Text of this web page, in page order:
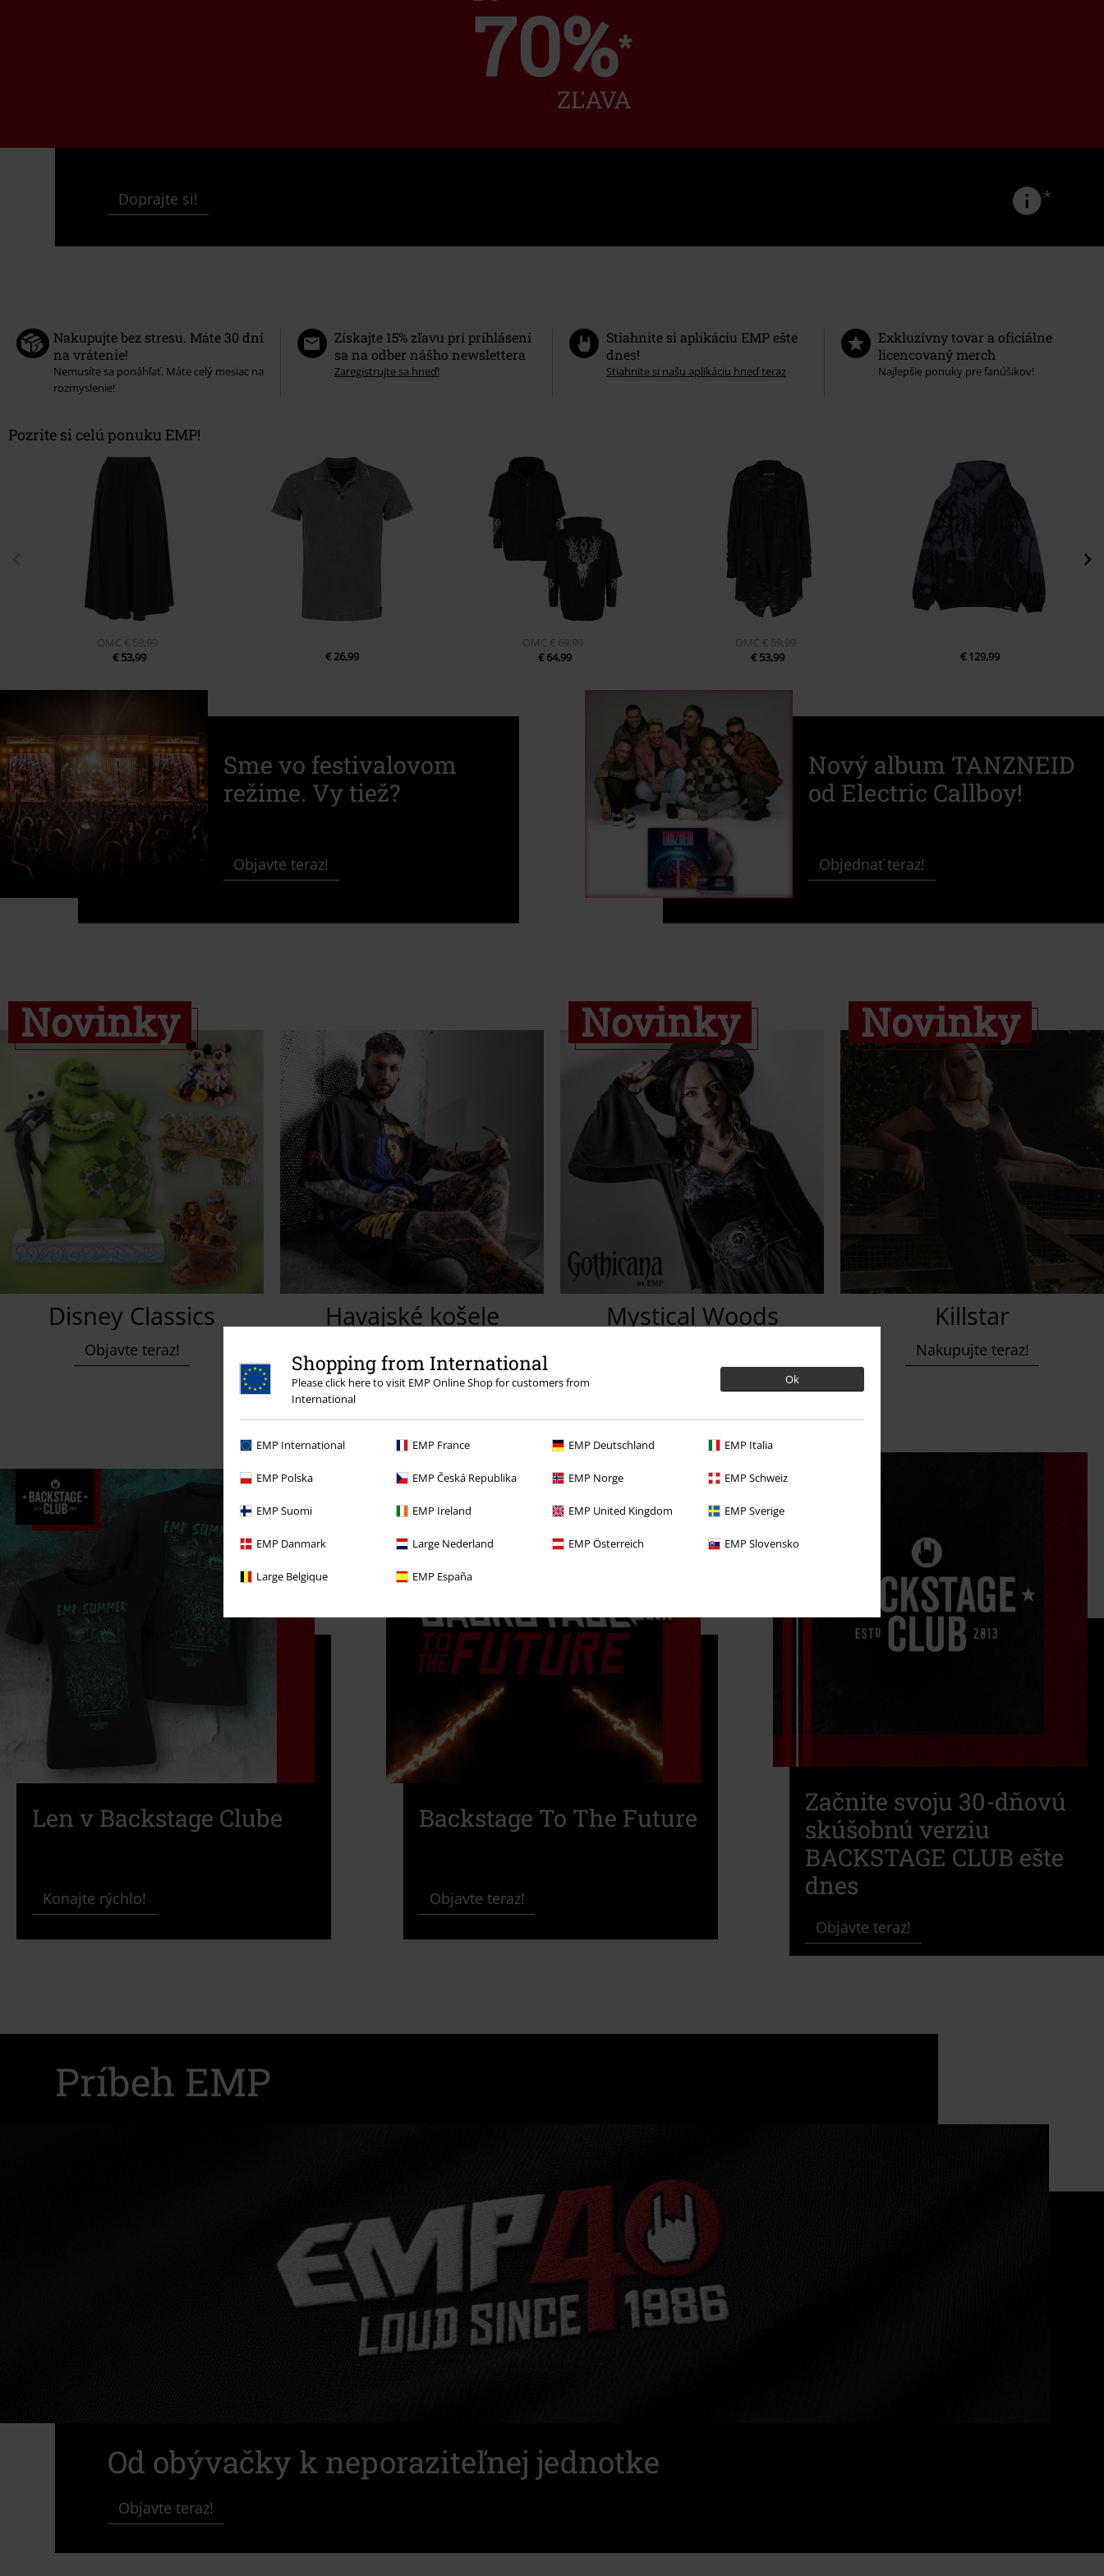
Shopping from International
Please click here to visit EMP Online Shop for customers from
International
Ok
EMP International EMP France EMP Deutschland EMP Italia
EMP Polska EMP Česká Republika EMP Norge EMP Schweiz
EMP Suomi EMP Ireland EMP United Kingdom EMP Sverige
EMP Danmark Large Nederland EMP Österreich EMP Slovensko
Large Belgique EMP España
70%*
ZĽAVA
Doprajte si! *
Nakupujte bez stresu. Máte 30 dní
na vrátenie!
Nemusíte sa ponáhľať. Máte celý mesiac na
rozmyslenie!
Získajte 15% zľavu pri prihlásení
sa na odber nášho newslettera
Zaregistrujte sa hneď!
Stiahnite si aplikáciu EMP ešte
dnes!
Stiahnite si našu aplikáciu hneď teraz
Exkluzívny tovar a oficiálne
licencovaný merch
Najlepšie ponuky pre fanúšikov!
Pozrite si celú ponuku EMP!
OMC € 59,99
€ 53,99
€ 26,99
OMC € 69,99
€ 64,99
OMC € 59,99
€ 53,99
€ 129,99
Sme vo festivalovom
režime. Vy tiež?
Objavte teraz!
Nový album TANZNEID
od Electric Callboy!
Objednať teraz!
Novinky
Disney Classics
Objavte teraz!
Havajské košele
Novinky
Mystical Woods
Novinky
Killstar
Nakupujte teraz!
Len v Backstage Clube
Konajte rýchlo!
Backstage To The Future
Objavte teraz!
Začnite svoju 30-dňovú
skúšobnú verziu
BACKSTAGE CLUB ešte
dnes
Objavte teraz!
Príbeh EMP
Od obývačky k neporaziteľnej jednotke
Objavte teraz!